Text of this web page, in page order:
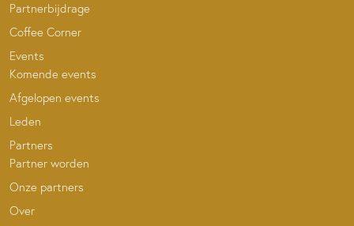
Partnerbijdrage
Coffee Corner
Events
Komende events
Afgelopen events
Leden
Partners
Partner worden
Onze partners
Over